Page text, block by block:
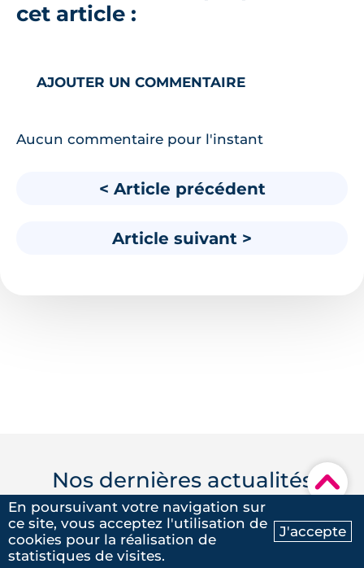
Ma recherche Contactez-nous
▾
cet article :
AJOUTER UN COMMENTAIRE
Aucun commentaire pour l'instant
< Article précédent
Article suivant >
Nos dernières actualités
En poursuivant votre navigation sur
ce site, vous acceptez l'utilisation de
cookies pour la réalisation de
statistiques de visites.
J'accepte